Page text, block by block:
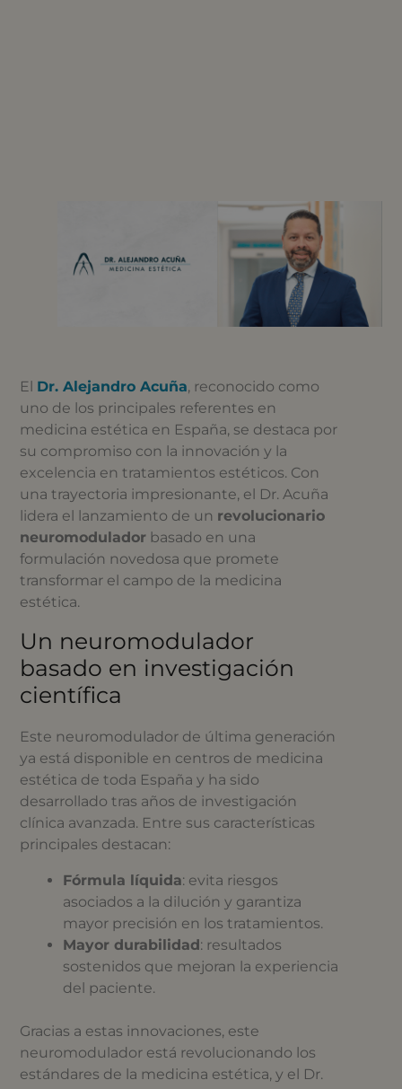
El Dr. Alejandro Acuña, reconocido como
uno de los principales referentes en
medicina estética en España, se destaca por
su compromiso con la innovación y la
excelencia en tratamientos estéticos. Con
una trayectoria impresionante, el Dr. Acuña
lidera el lanzamiento de un revolucionario
neuromodulador basado en una
formulación novedosa que promete
transformar el campo de la medicina
estética.
Un neuromodulador
basado en investigación
científica
Este neuromodulador de última generación
ya está disponible en centros de medicina
estética de toda España y ha sido
desarrollado tras años de investigación
clínica avanzada. Entre sus características
principales destacan:
Fórmula líquida: evita riesgos
asociados a la dilución y garantiza
mayor precisión en los tratamientos.
Mayor durabilidad: resultados
sostenidos que mejoran la experiencia
del paciente.
Gracias a estas innovaciones, este
neuromodulador está revolucionando los
estándares de la medicina estética, y el Dr.